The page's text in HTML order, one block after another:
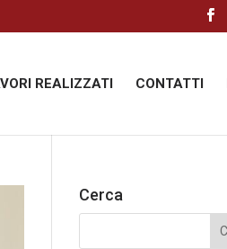
REALIZZATI CONTATTI
Cerca